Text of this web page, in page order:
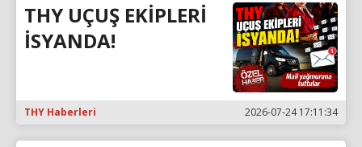
THY UÇUŞ EKİPLERİ
İSYANDA!
THY Haberleri 2026-07-24 17:11:34